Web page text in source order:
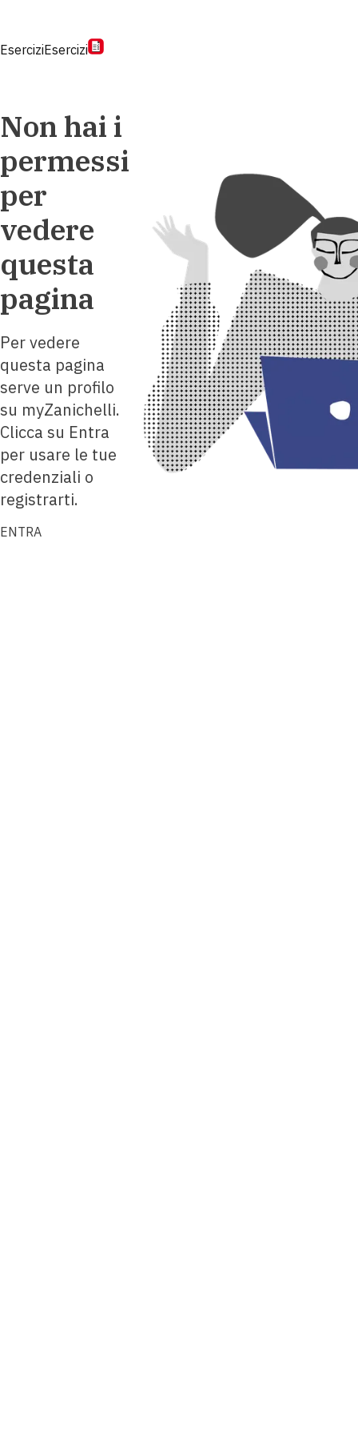
EserciziEsercizi
Non hai i
permessi
per
vedere
questa
pagina
Per vedere
questa pagina
serve un profilo
su myZanichelli.
Clicca su Entra
per usare le tue
credenziali o
registrarti.
ENTRA